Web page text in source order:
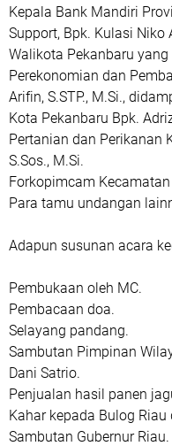
Kepala Bank Mandiri
Support, Bpk. Kulasi Niko
Walikota Pekanbaru
Perekonomian dan
Arifin, S.STP., M.Si.,
Kota Pekanbaru Bpk.
Pertanian dan Perikanan
S.Sos., M.Si.
Forkopimcam
Para tamu undangan
Adapun susunan acara
Pembukaan oleh MC.
Pembacaan doa.
Selayang pandang.
Sambutan Pimpinan
Dani Satrio.
Penjualan hasil panen
Kahar kepada Bulog Riau
Sambutan Gubernur Riau.